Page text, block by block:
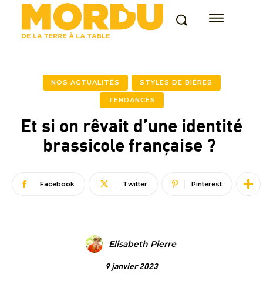
NOS ACTUALITÉS STYLES DE BIÈRES
TENDANCES
Et si on rêvait d’une identité
brassicole française ?
Facebook Twitter Pinterest
Elisabeth Pierre
9 janvier 2023